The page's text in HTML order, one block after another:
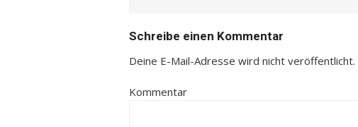
Schreibe einen Kommentar
Deine E-Mail-Adresse wird nicht veröffentlicht.
Kommentar